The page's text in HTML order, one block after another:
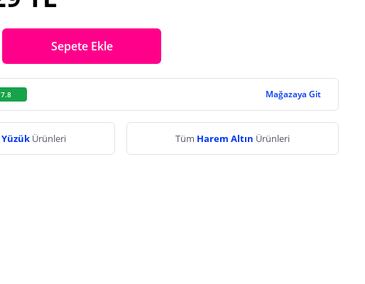
Sepete Ekle
7.8 Mağazaya Git
Ürünleri Tüm Harem Altın Ürünleri